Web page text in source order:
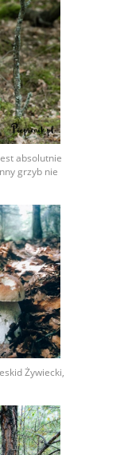
absolutnie
grzyb nie
Żywiecki,